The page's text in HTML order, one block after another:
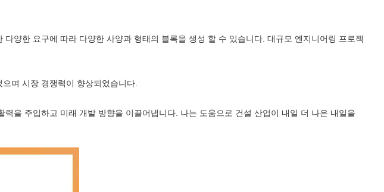
양한 요구에 따라 다양한 사양과 형태의 블록을 생성 할 수 있습니다. 대규모 엔지니어링 프로젝
며 시장 경쟁력이 향상되었습니다.
을 주입하고 미래 개발 방향을 이끌어냅니다. 나는 도움으로 건설 산업이 내일 더 나은 내일을